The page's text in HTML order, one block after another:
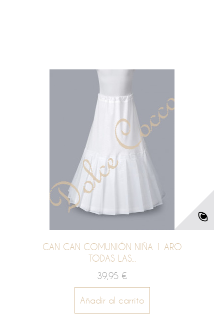
CAN CAN COMUNIÓN NIÑA 1 ARO
TODAS LAS...
39,95 €
Añadir al carrito